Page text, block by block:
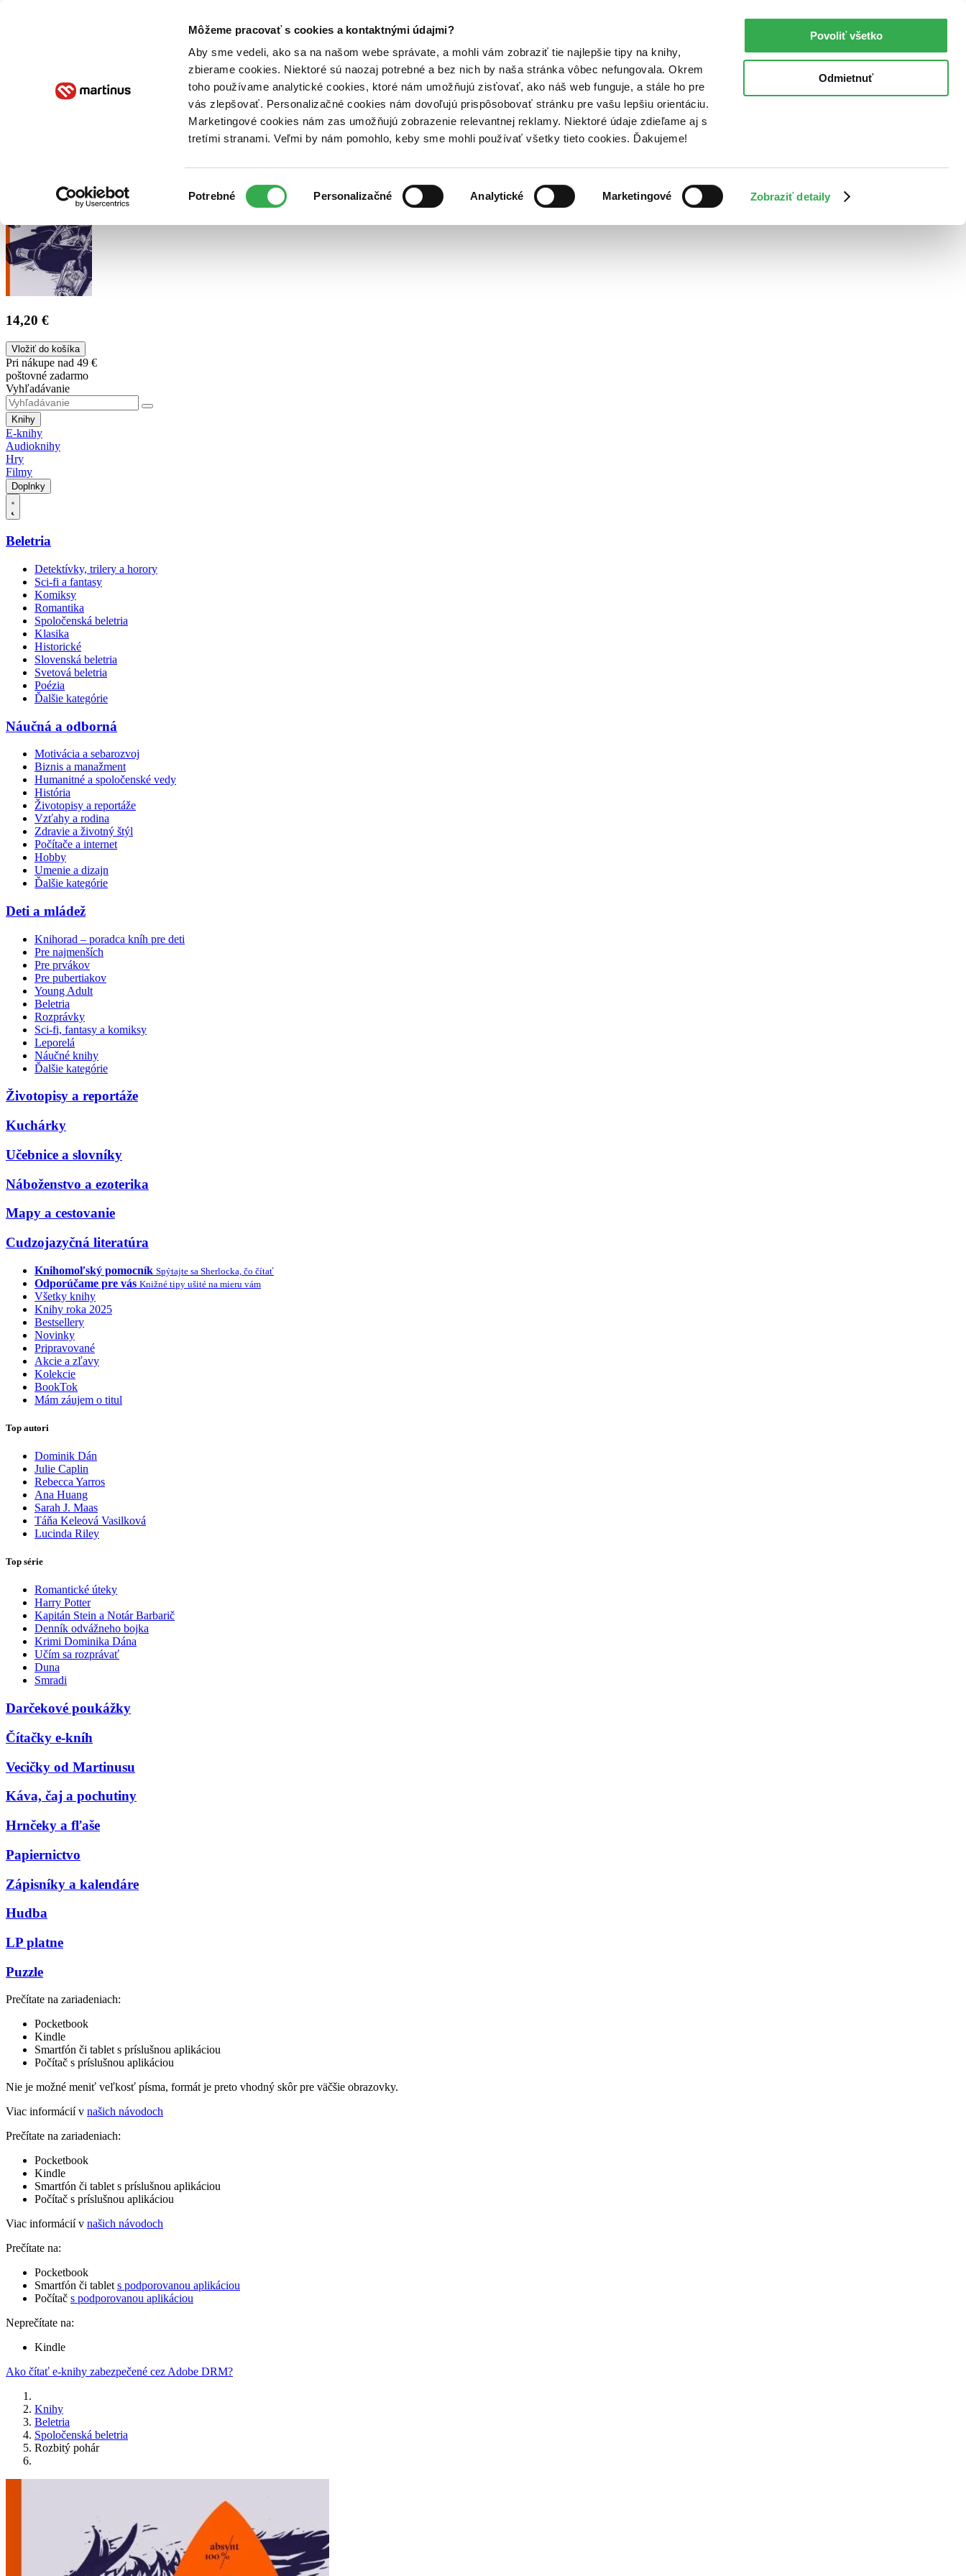
Môžeme pracovať s cookies a kontaktnými údajmi?
Aby sme vedeli, ako sa na našom webe správate, a mohli vám zobraziť tie najlepšie tipy na knihy,
zbierame cookies. Niektoré sú naozaj potrebné a bez nich by naša stránka vôbec nefungovala. Okrem
toho používame analytické cookies, ktoré nám umožňujú zisťovať, ako náš web funguje, a stále ho pre
vás zlepšovať. Personalizačné cookies nám dovoľujú prispôsobovať stránku pre vašu lepšiu orientáciu.
Marketingové cookies nám zas umožňujú zobrazenie relevantnej reklamy. Niektoré údaje zdieľame aj s
tretími stranami. Veľmi by nám pomohlo, keby sme mohli používať všetky tieto cookies. Ďakujeme!
súhlasu
Potrebné Personalizačné Analytické Marketingové Zobraziť detaily
Povoliť všetko
Odmietnuť
Poukážky Kontakt
14,20 €
Vložiť do košíka
Pri nákupe nad 49 €
poštovné zadarmo
Vyhľadávanie
Knihy
E-knihy
Audioknihy
Hry
Filmy
Doplnky
Beletria
Detektívky, trilery a horory
Sci-fi a fantasy
Komiksy
Romantika
Spoločenská beletria
Klasika
Historické
Slovenská beletria
Svetová beletria
Poézia
Ďalšie kategórie
Náučná a odborná
Motivácia a sebarozvoj
Biznis a manažment
Humanitné a spoločenské vedy
História
Životopisy a reportáže
Vzťahy a rodina
Zdravie a životný štýl
Počítače a internet
Hobby
Umenie a dizajn
Ďalšie kategórie
Deti a mládež
Knihorad – poradca kníh pre deti
Pre najmenších
Pre prvákov
Pre pubertiakov
Young Adult
Beletria
Rozprávky
Sci-fi, fantasy a komiksy
Leporelá
Náučné knihy
Ďalšie kategórie
Životopisy a reportáže
Kuchárky
Učebnice a slovníky
Náboženstvo a ezoterika
Mapy a cestovanie
Cudzojazyčná literatúra
Knihomoľský pomocník Spýtajte sa Sherlocka, čo čítať
Odporúčame pre vás Knižné tipy ušité na mieru vám
Všetky knihy
Knihy roka 2025
Bestsellery
Novinky
Pripravované
Akcie a zľavy
Kolekcie
BookTok
Mám záujem o titul
Top autori
Dominik Dán
Julie Caplin
Rebecca Yarros
Ana Huang
Sarah J. Maas
Táňa Keleová Vasilková
Lucinda Riley
Top série
Romantické úteky
Harry Potter
Kapitán Stein a Notár Barbarič
Denník odvážneho bojka
Krimi Dominika Dána
Učím sa rozprávať
Duna
Smradi
Darčekové poukážky
Čítačky e-kníh
Vecičky od Martinusu
Káva, čaj a pochutiny
Hrnčeky a fľaše
Papiernictvo
Zápisníky a kalendáre
Hudba
LP platne
Puzzle
Prečítate na zariadeniach:
Pocketbook
Kindle
Smartfón či tablet s príslušnou aplikáciou
Počítač s príslušnou aplikáciou
Nie je možné meniť veľkosť písma, formát je preto vhodný skôr pre väčšie obrazovky.
Viac informácií v našich návodoch
Prečítate na zariadeniach:
Pocketbook
Kindle
Smartfón či tablet s príslušnou aplikáciou
Počítač s príslušnou aplikáciou
Viac informácií v našich návodoch
Prečítate na:
Pocketbook
Smartfón či tablet s podporovanou aplikáciou
Počítač s podporovanou aplikáciou
Neprečítate na:
Kindle
Ako čítať e-knihy zabezpečené cez Adobe DRM?
Knihy
Beletria
Spoločenská beletria
Rozbitý pohár